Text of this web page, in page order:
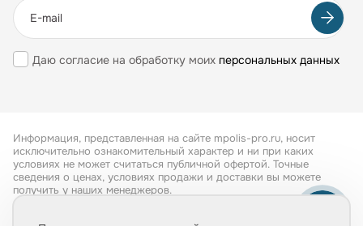
Даю согласие на обработку моих персональных данных
Информация, представленная на сайте mpolis-pro.ru, носит
исключительно ознакомительный характер и ни при каких
условиях не может считаться публичной офертой. Точные
сведения о ценах, условиях продажи и доставки вы можете
получить у наших менеджеров.